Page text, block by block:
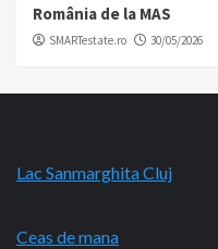
România de la MAS
SMARTestate.ro 30/05/2026
Lac Sanmarghita Cluj
Ceas de mana